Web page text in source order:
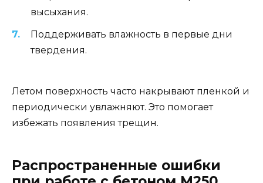
высыхания.
Поддерживать влажность в первые дни
твердения.
Летом поверхность часто накрывают пленкой и
периодически увлажняют. Это помогает
избежать появления трещин.
Распространенные ошибки